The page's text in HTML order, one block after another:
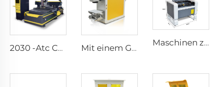
2030 -Atc CNC Fräser Maschine (Linear-Typ Atc) Mit einem Gehalt an Zellstoff von mehr als 0,9 GHT
Maschinen zum Lasergravurieren und Schneiden 4060